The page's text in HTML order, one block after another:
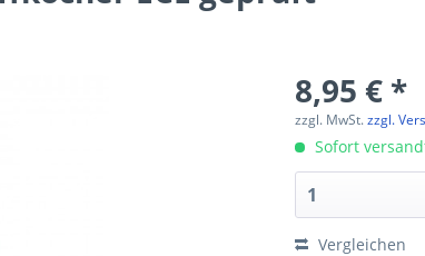
8,95 € *
zzgl. MwSt.zzgl.
Sofort
Vergleichen